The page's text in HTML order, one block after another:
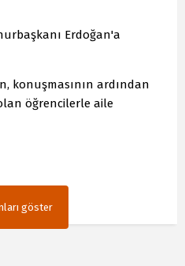
Erdoğan'a
konuşmasının ardından
öğrencilerle aile
göster